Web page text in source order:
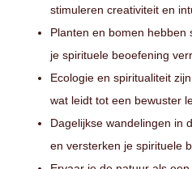
stimuleren creativiteit en
Planten en bomen hebben
je spirituele beoefening
Ecologie en spiritualiteit
wat leidt tot een bewuster
Dagelijkse wandelingen in
en versterken je spirituele